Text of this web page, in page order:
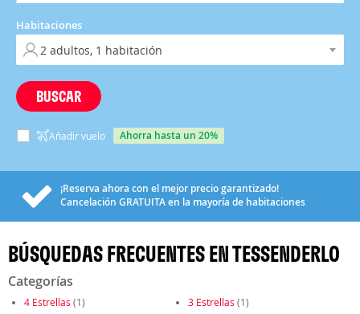
Habitaciones
BUSCAR
Añadir vuelo ahorra hasta un 20%
¡Reserva ahora con el mejor precio garantizado!
Cancelación GRATUITAen la mayoría de habitaciones
BÚSQUEDAS FRECUENTES EN TESSENDERLO
Categorías
4 Estrellas (1) 3 Estrellas (1)